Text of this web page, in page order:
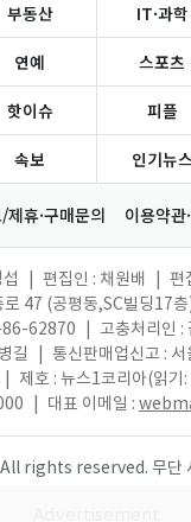
부동산 IT·과학
연예 스포츠
핫이슈 피플
속보 인기뉴스
제휴·구매문의 이용약관
편집인 : 채원배 편
로 47 (공평동,SC빌딩17
86-62870
고충처리인 :
길
통신판매업신고 :
제호 : 뉴스1코리아(읽기
대표 이메일 :
rights reserved. 무단